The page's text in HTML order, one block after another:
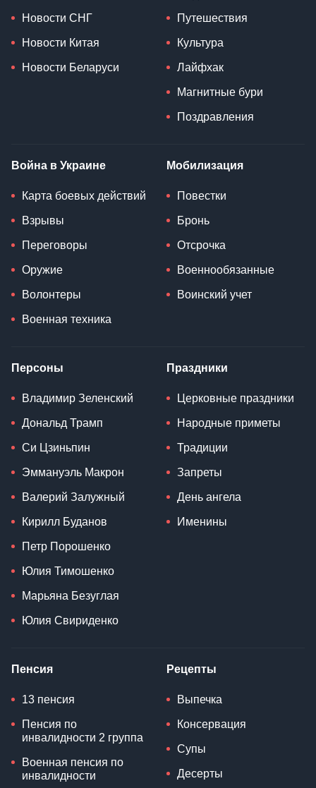
Новости СНГ
Новости Китая
Новости Беларуси
Путешествия
Культура
Лайфхак
Магнитные бури
Поздравления
Война в Украине
Карта боевых действий
Взрывы
Переговоры
Оружие
Волонтеры
Военная техника
Мобилизация
Повестки
Бронь
Отсрочка
Военнообязанные
Воинский учет
Персоны
Владимир Зеленский
Дональд Трамп
Си Цзиньпин
Эммануэль Макрон
Валерий Залужный
Кирилл Буданов
Петр Порошенко
Юлия Тимошенко
Марьяна Безуглая
Юлия Свириденко
Праздники
Церковные праздники
Народные приметы
Традиции
Запреты
День ангела
Именины
Пенсия
13 пенсия
Пенсия по
инвалидности 2 группа
Военная пенсия по
инвалидности
Рецепты
Выпечка
Консервация
Супы
Десерты